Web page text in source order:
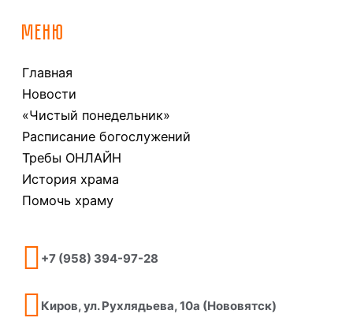
МЕНЮ
Главная
Новости
«Чистый понедельник»
Расписание богослужений
Требы ОНЛАЙН
История храма
Помочь храму
+7 (958) 394-97-28
Киров, ул. Рухлядьева, 10а (Нововятск)